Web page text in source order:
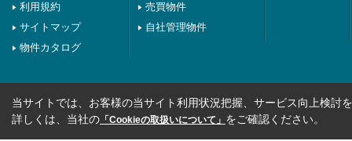
利用規約
サイトマップ
物件カタログ
売買物件
自社管理物件
当サイトでは、お客様の当サイト利用状況把握、サービス向上検討
詳しくは、当社の 「Cookieの取扱いについて」 をご確認ください。